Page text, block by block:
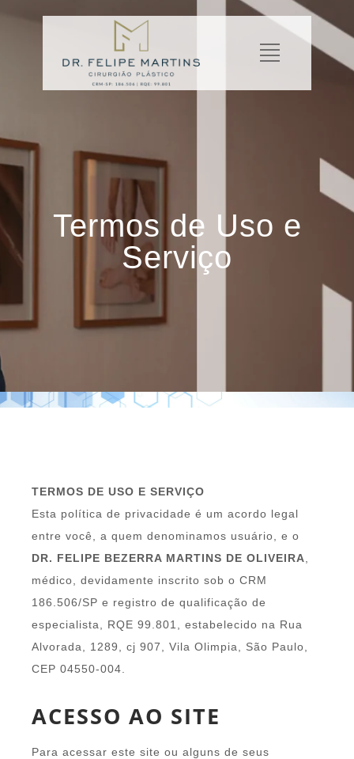
Termos de Uso e
Serviço
TERMOS DE USO E SERVIÇO
Esta política de privacidade é um acordo legal
entre você, a quem denominamos usuário, e o
DR. FELIPE BEZERRA MARTINS DE OLIVEIRA
médico, devidamente inscrito sob o CRM
186.506/SP e registro de qualificação de
especialista, RQE 99.801, estabelecido na Rua
Alvorada, 1289, cj 907, Vila Olimpia, São Paulo,
CEP 04550-004.
ACESSO AO SITE
Para acessar este site ou alguns de seus